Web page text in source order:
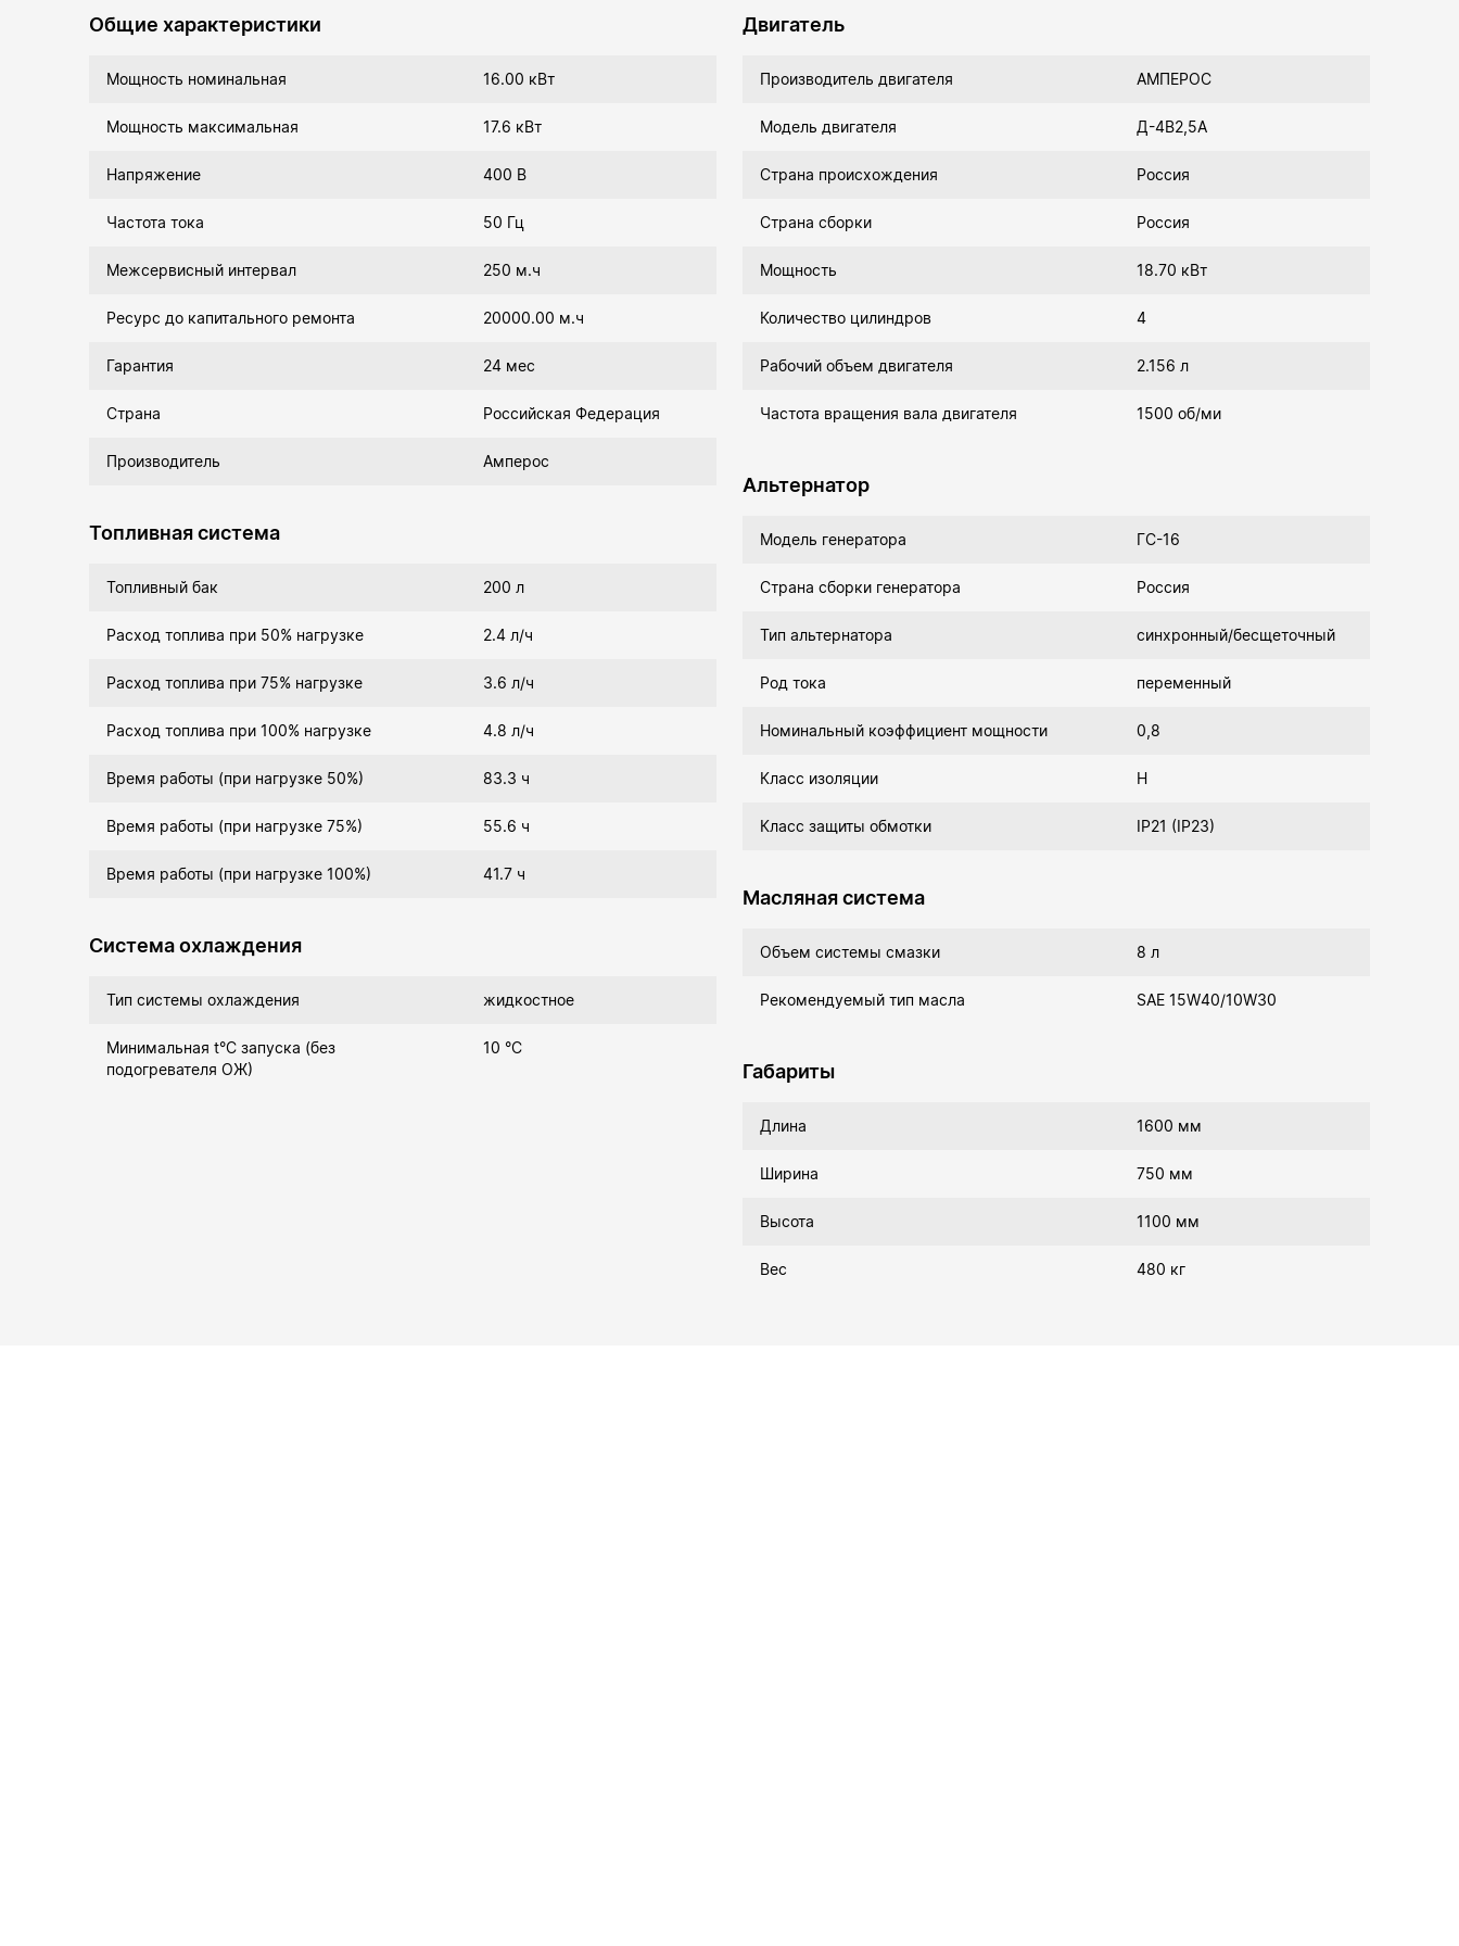
Общие характеристики
Мощность номинальная 16.00 кВт
Мощность максимальная 17.6 кВт
Напряжение 400 В
Частота тока 50 Гц
Межсервисный интервал 250 м.ч
Ресурс до капитального ремонта 20000.00 м.ч
Гарантия 24 мес
Страна Российская Федерация
Производитель Амперос
Двигатель
Производитель двигателя АМПЕРОС
Модель двигателя Д-4В2,5А
Страна происхождения Россия
Страна сборки Россия
Мощность 18.70 кВт
Количество цилиндров 4
Рабочий объем двигателя 2.156 л
Частота вращения вала двигателя 1500 об/ми
Альтернатор
Модель генератора ГС-16
Страна сборки генератора Россия
Тип альтернатора синхронный/бесщеточный
Род тока переменный
Номинальный коэффициент мощности 0,8
Класс изоляции Н
Класс защиты обмотки IP21 (IP23)
Топливная система
Топливный бак 200 л
Расход топлива при 50% нагрузке 2.4 л/ч
Расход топлива при 75% нагрузке 3.6 л/ч
Расход топлива при 100% нагрузке 4.8 л/ч
Время работы (при нагрузке 50%) 83.3 ч
Время работы (при нагрузке 75%) 55.6 ч
Время работы (при нагрузке 100%) 41.7 ч
Масляная система
Объем системы смазки 8 л
Рекомендуемый тип масла SAE 15W40/10W30
Система охлаждения
Тип системы охлаждения жидкостное
Минимальная t°С запуска (без
подогревателя ОЖ)
10 °C
Габариты
Длина 1600 мм
Ширина 750 мм
Высота 1100 мм
Вес 480 кг